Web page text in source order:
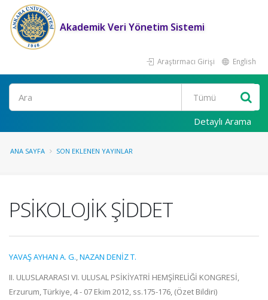
Akademik Veri Yönetim Sistemi
Araştırmacı Girişi English
Ara
Detaylı Arama
ANA SAYFA SON EKLENEN YAYINLAR
PSİKOLOJİK ŞİDDET
YAVAŞ AYHAN A. G.,NAZAN DENİZ T.
II. ULUSLARARASI VI. ULUSAL PSİKİYATRİ HEMŞİRELİĞİ KONGRESİ,
Erzurum, Türkiye, 4 - 07 Ekim 2012, ss.175-176, (Özet Bildiri)